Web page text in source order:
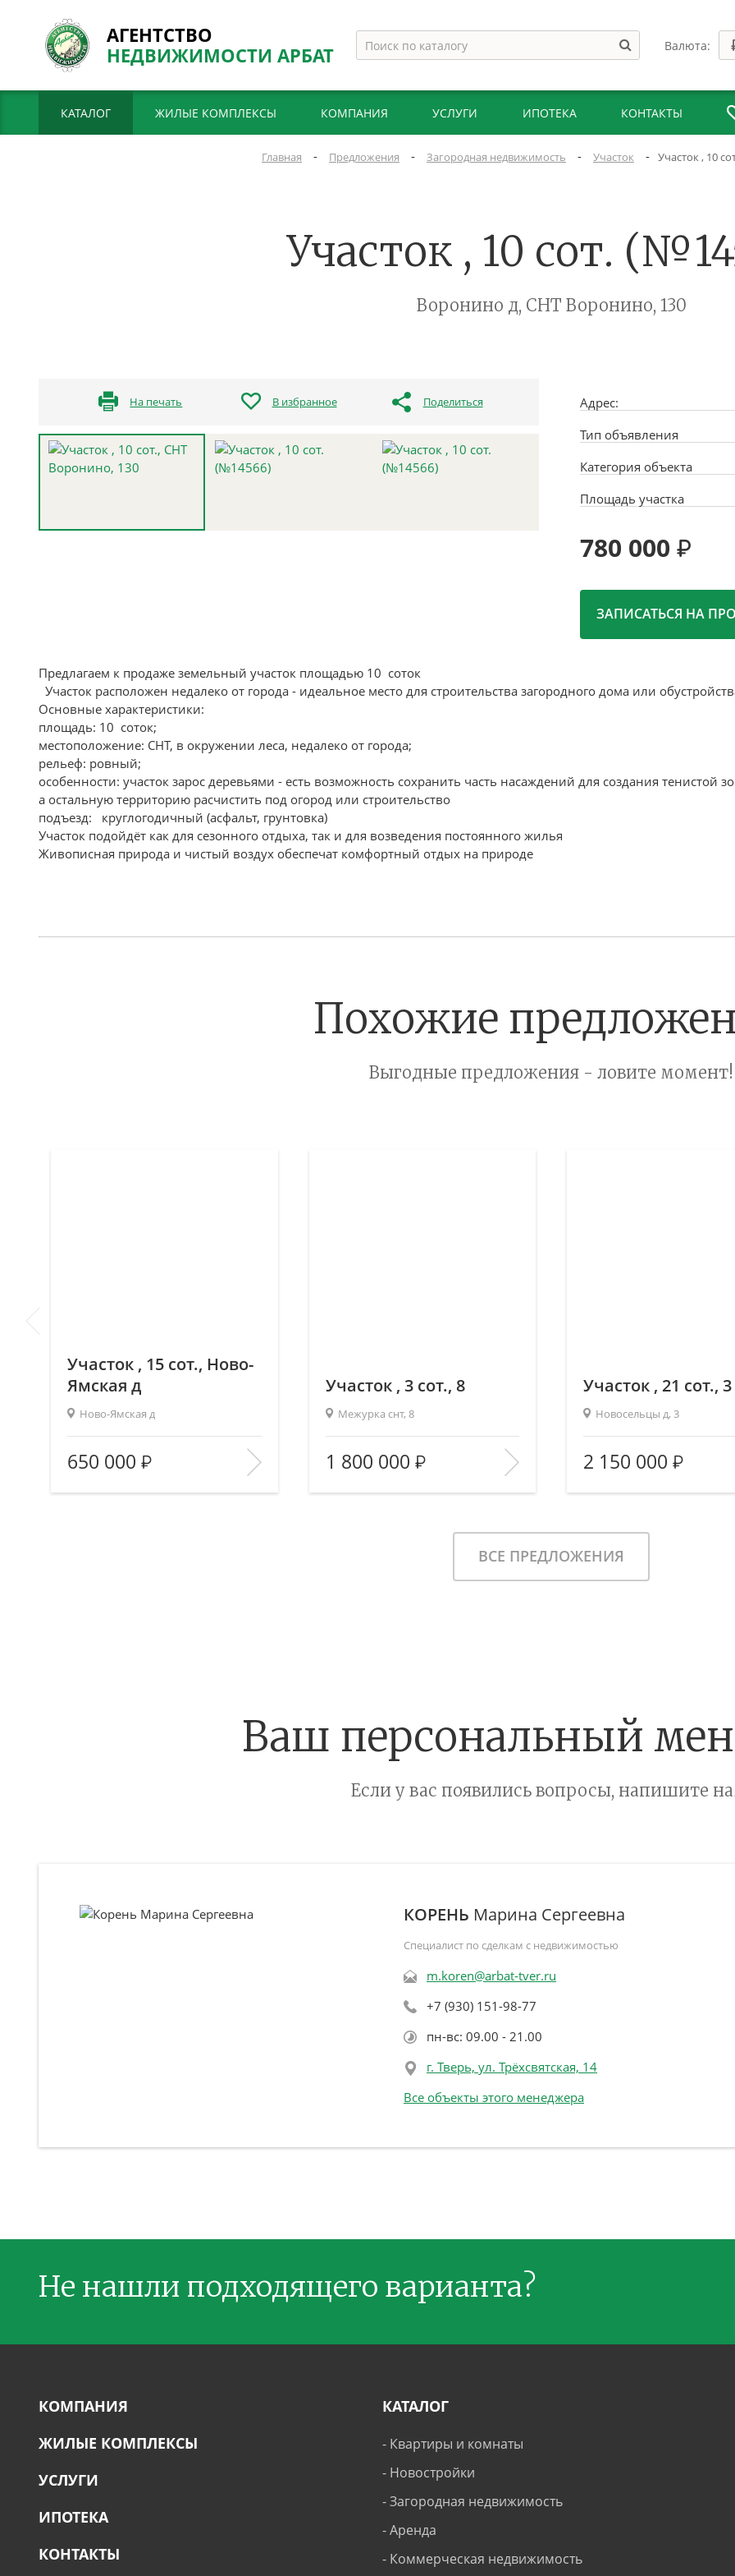
АГЕНТСТВО
НЕДВИЖИМОСТИ АРБАТ
Валюта:
КАТАЛОГ ЖИЛЫЕ КОМПЛЕКСЫ КОМПАНИЯ УСЛУГИ ИПОТЕКА КОНТАКТЫ
Главная - Предложения - Загородная недвижимость - Участок - Участок , 10
Участок , 10 сот.
Воронино д, СНТ Воронино, 130
На печать В избранное Поделиться Адрес:
Тип объявления
Категория объекта
Площадь участка
780 000
ЗАПИСАТЬСЯ НА
Предлагаем к продаже земельный участок площадью 10 соток
Участок расположен недалеко от города - идеальное место для строительства загородного дома или
Основные характеристики:
площадь: 10 соток;
местоположение: СНТ, в окружении леса, недалеко от города;
рельеф: ровный;
особенности: участок зарос деревьями - есть возможность сохранить часть насаждений для создания тенистой
а остальную территорию расчистить под огород или строительство
подъезд: круглогодичный (асфальт, грунтовка)
Участок подойдёт как для сезонного отдыха, так и для возведения постоянного жилья
Живописная природа и чистый воздух обеспечат комфортный отдых на природе
Похожие
Выгодные предложения - ловите момент!
Участок , 15 сот., Ново-
Ямская д
Ново-Ямская д
Площадь (общ/жил/кух), м2: —/—/—
Количество комнат:
—
Этаж:
—/—
650 000
Участок , 3 сот., 8
Межурка снт, 8
Площадь (общ/жил/кух), м2: —/—/—
Количество комнат:
—
Этаж:
—/—
1 800 000
Участок , 21 сот., 3
Новосельцы д, 3
Площадь (общ/жил/кух), м2:
Количество комнат:
Этаж:
2 150 000
ВСЕ ПРЕДЛОЖЕНИЯ
Ваш персональный
Если у вас появились вопросы, напишите
КОРЕНЬ Марина Сергеевна
Специалист по сделкам с недвижимостью
m.koren@arbat-tver.ru
+7 (930) 151-98-77
пн-вс: 09.00 - 21.00
г. Тверь, ул. Трёхсвятская, 14
Все объекты этого менеджера
Не нашли подходящего варианта?
КОМПАНИЯ
ЖИЛЫЕ КОМПЛЕКСЫ
УСЛУГИ
ИПОТЕКА
КОНТАКТЫ
КАТАЛОГ
- Квартиры и комнаты
- Новостройки
-Загородная недвижимость
-Аренда
- Коммерческая недвижимость